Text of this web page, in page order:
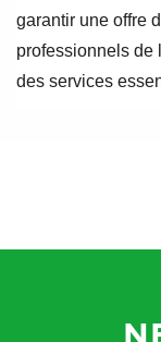
garantir une offre
professionnels de
des services